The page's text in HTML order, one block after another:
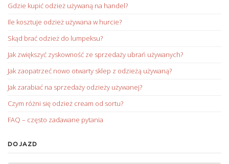
Gdzie kupić odzież używaną na handel?
Ile kosztuje odzież używana w hurcie?
Skąd brać odzież do lumpeksu?
Jak zwiększyć zyskowność ze sprzedaży ubrań używanych?
Jak zaopatrzeć nowo otwarty sklep z odzieżą używaną?
Jak zarabiać na sprzedaży odzieży używanej?
Czym różni się odzież cream od sortu?
FAQ – często zadawane pytania
DOJAZD